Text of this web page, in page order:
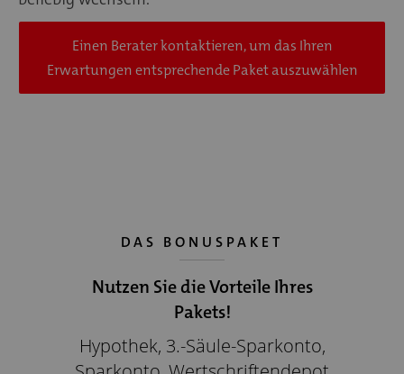
Einen Berater kontaktieren, um das Ihren
Erwartungen entsprechende Paket auszuwählen
DAS BONUSPAKET
Nutzen Sie die Vorteile Ihres
Pakets!
Hypothek, 3.-Säule-Sparkonto,